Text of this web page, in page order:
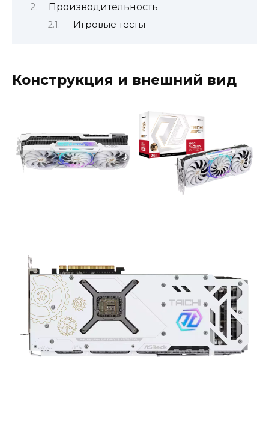
Производительность
Игровые тесты
Конструкция и внешний вид